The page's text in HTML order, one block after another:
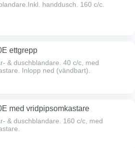
handdusch. 160 c/c.
ettgrepp
& duschblandare. 40 c/c, med
Inlopp ned (vändbart).
med vridpipsomkastare
& duschblandare. 160 c/c, med